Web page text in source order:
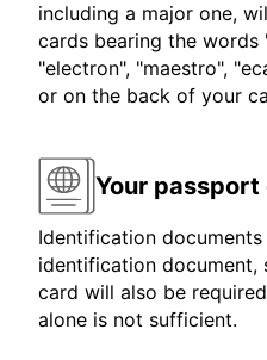
including a major one,
cards bearing the words
"electron", "maestro",
or on the back of your
Your passport
Identification
identification document,
card will also be
alone is not sufficient.